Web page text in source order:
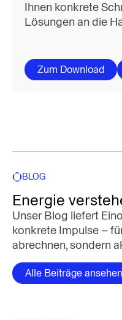
Ihnen konkrete
Lösungen an die
Zum Download
BLOG
Energie
Unser Blog liefert
konkrete Impulse –
abrechnen, sondern
Alle Beiträge ansehen